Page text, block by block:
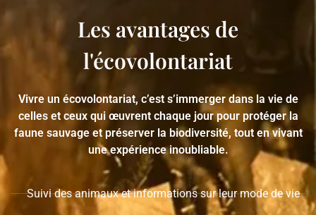
Les avantages de
l'écovolontariat
Vivre un écovolontariat, c’est s’immerger dans la vie de
celles et ceux qui œuvrent chaque jour pour protéger la
faune sauvage et préserver la biodiversité, tout en vivant
une expérience inoubliable.
Suivi des animaux et informations sur leur mode de vie